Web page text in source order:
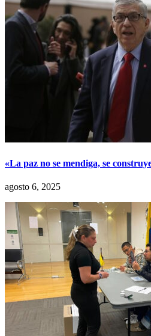
«La paz no se mendiga, se
agosto 6, 2025